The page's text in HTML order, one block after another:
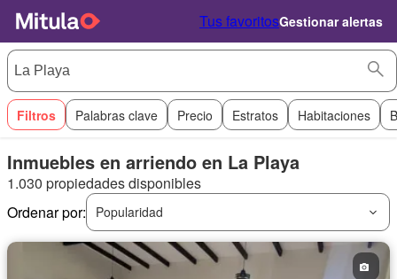
Tus favoritosGestionar alertas
Filtros Palabras clave Precio Estratos Habitaciones
Inmuebles en arriendo en La Playa
1.030 propiedades disponibles
Ordenar por:
Popularidad